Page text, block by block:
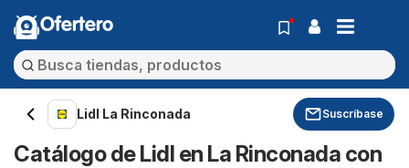
Ofertero
Lidl La Rinconada Suscríbase
Catálogo de Lidl en La Rinconada con